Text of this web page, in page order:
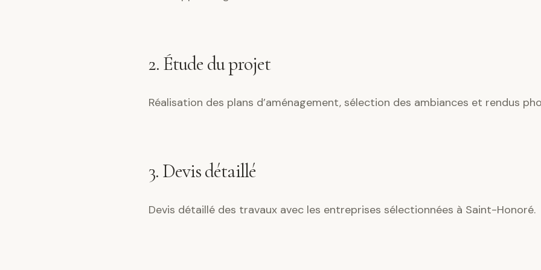
2. Étude du projet
Réalisation des plans d’aménagement, sélection des ambiances et rendus
3. Devis détaillé
Devis détaillé des travaux avec les entreprises sélectionnées à Saint-Honoré.